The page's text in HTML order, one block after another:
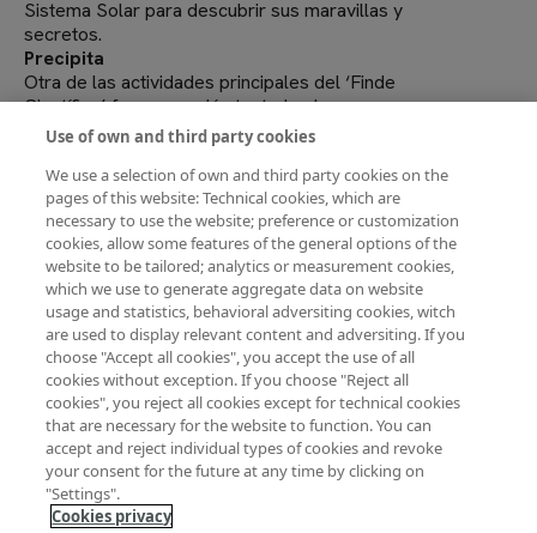
Sistema Solar para descubrir sus maravillas y
secretos.
Precipita
Otra de las actividades principales del ‘Finde
Científico’ fue una acción teatral sobre
Precipita, una plataforma de financiación
colectiva para proyectos de investigación y
divulgación científica. Esta actividad teatral
contó con una amplia participación de jóvenes
y pequeños. El objetivo de Precipita es poner a
disposición de la comunidad científica una
herramienta que dé a conocer sus proyectos
de investigación y divulgación científica para
que la sociedad los valore y pueda participar
activamente en ellos a través de
microdonaciones.
Ciencia para jóvenes
Use of own and third party cookies
We use a selection of own and third party cookies on the
pages of this website: Technical cookies, which are
necessary to use the website; preference or customization
cookies, allow some features of the general options of the
website to be tailored; analytics or measurement cookies,
which we use to generate aggregate data on website
usage and statistics, behavioral adversiting cookies, witch
are used to display relevant content and adversiting. If you
choose "Accept all cookies", you accept the use of all
cookies without exception. If you choose "Reject all
cookies", you reject all cookies except for technical cookies
that are necessary for the website to function. You can
accept and reject individual types of cookies and revoke
your consent for the future at any time by clicking on
"Settings".
Cookies privacy